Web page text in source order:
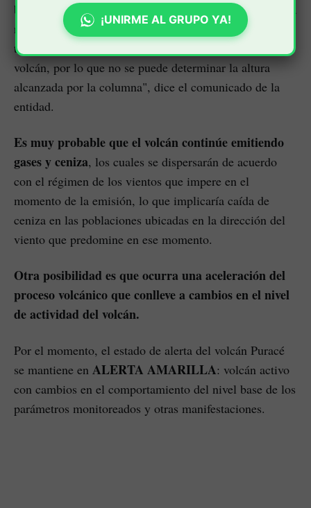
boletín. Debido a la falta de visibilidad a esta hora de la
noche, este fenómeno no se ha podido confirmar a
través de las cámaras web instaladas en la parte alta del
volcán, por lo que no se puede determinar la altura
alcanzada por la columna", dice el comunicado de la
entidad.
Es muy probable que el volcán continúe emitiendo
gases y ceniza, los cuales se dispersarán de acuerdo
con el régimen de los vientos que impere en el
momento de la emisión, lo que implicaría caída de
ceniza en las poblaciones ubicadas en la dirección del
viento que predomine en ese momento.
Otra posibilidad es que ocurra una aceleración del
proceso volcánico que conlleve a cambios en el nivel
de actividad del volcán.
Por el momento, el estado de alerta del volcán Puracé
se mantiene en ALERTA AMARILLA: volcán activo
con cambios en el comportamiento del nivel base de los
parámetros monitoreados y otras manifestaciones.
¡UNIRME AL GRUPO YA!